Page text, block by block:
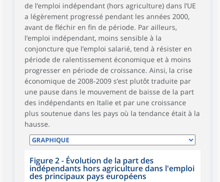
de l’emploi indépendant (hors agriculture) dans l’UE
a légèrement progressé pendant les années 2000,
avant de fléchir en fin de période. Par ailleurs,
l’emploi indépendant, moins sensible à la
conjoncture que l’emploi salarié, tend à résister en
période de ralentissement économique et à moins
progresser en période de croissance. Ainsi, la crise
économique de 2008-2009 s’est plutôt traduite par
une pause dans le mouvement de baisse de la part
des indépendants en Italie et par une croissance
plus soutenue dans les pays où la tendance était à la
hausse.
Figure 2 - Évolution de la part des
indépendants hors agriculture dans l'emploi
des principaux pays européens